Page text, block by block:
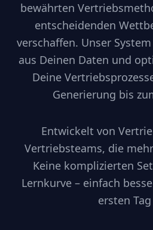
bewährten
entscheidenden
verschaffen. Unser
aus Deinen Daten und
Deine
Generierung bis
Entwickelt von
Vertriebsteams, die
Keine komplizierten
Lernkurve – einfach
ersten